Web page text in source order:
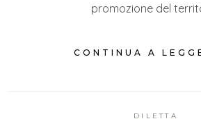
promozione del
CONTINUA A
DILETTA